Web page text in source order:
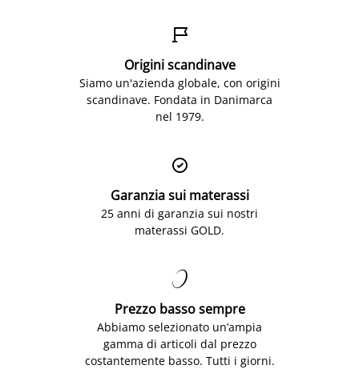

Origini scandinave
Siamo un'azienda globale, con origini
scandinave. Fondata in Danimarca
nel 1979.

Garanzia sui materassi
25 anni di garanzia sui nostri
materassi GOLD.

Prezzo basso sempre
Abbiamo selezionato un’ampia
gamma di articoli dal prezzo
costantemente basso. Tutti i giorni.